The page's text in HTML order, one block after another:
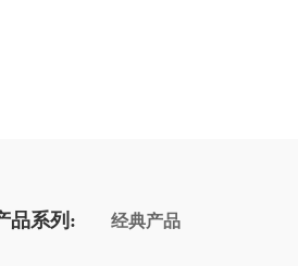
品系列: 经典产品